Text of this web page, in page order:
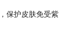
保护皮肤免受紫